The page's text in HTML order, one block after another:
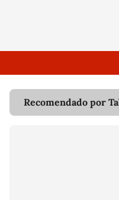
Recomendado por